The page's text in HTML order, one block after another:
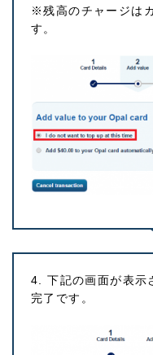
※残高のチャージは
す。
4. 下記の画面が表示
完了です。